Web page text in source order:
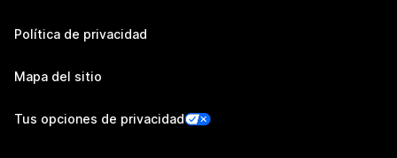
Política de privacidad
Mapa del sitio
Tus opciones de privacidad